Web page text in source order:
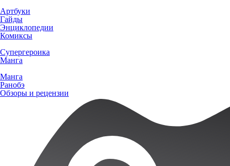
Артбуки
Гайды
Энциклопедии
Комиксы
Супергероика
Манга
Манга
Ранобэ
Обзоры и рецензии